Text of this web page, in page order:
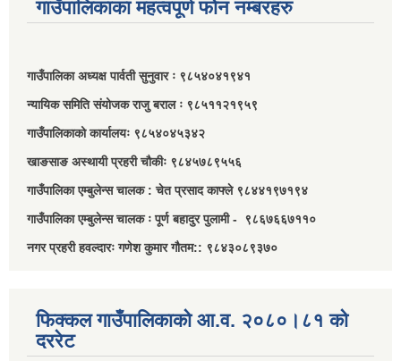
गाउँपालिकाका महत्वपूर्ण फोन नम्बरहरु
गाउँपालिका अध्यक्ष पार्वती सुनुवार ः ९८५४०४१९४१
न्यायिक समिति संयोजक राजु बराल ः ९८५११२१९५९
गाउँपालिकाको कार्यालयः ९८५४०४५३४२
खाङसाङ अस्थायी प्रहरी चौकीः ९८४५७८९५५६
गाउँपालिका एम्बुलेन्स चालक : चेत प्रसाद काफ्ले ९८४४१९७१९४
गाउँपालिका एम्बुलेन्स चालक ः पूर्ण बहादुर पुलामी - ९८६७६६७११०
नगर प्रहरी हवल्दारः गणेश कुमार गौतम:: ९८४३०८९३७०
फिक्कल गाउँपालिकाको आ.व. २०८०।८१ को
दररेट